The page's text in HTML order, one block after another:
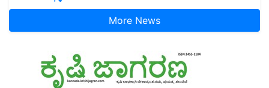
More News